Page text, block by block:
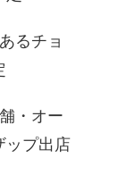
るチョ
・オー
ップ出店